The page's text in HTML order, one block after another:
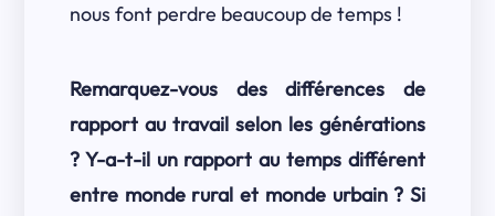
nous font perdre beaucoup de temps !
Remarquez-vous des différences de
rapport au travail selon les générations
? Y-a-t-il un rapport au temps différent
entre monde rural et monde urbain ? Si